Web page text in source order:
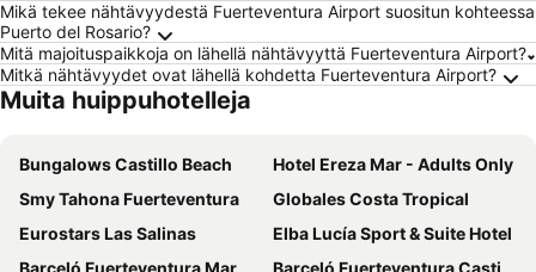
Mikä tekee nähtävyydestä Fuerteventura Airport suositun kohteessa
Puerto del Rosario?
Mitä majoituspaikkoja on lähellä nähtävyyttä Fuerteventura Airport?
Mitkä nähtävyydet ovat lähellä kohdetta Fuerteventura Airport?
Muita huippuhotelleja
Bungalows Castillo Beach
Hotel Ereza Mar - Adults Only
Smy Tahona Fuerteventura
Globales Costa Tropical
Eurostars Las Salinas
Elba Lucía Sport & Suite Hotel
Barceló Fuerteventura Mar
Barceló Fuerteventura Castillo